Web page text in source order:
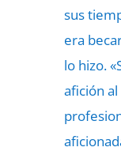
sus
era
lo hizo.
afición